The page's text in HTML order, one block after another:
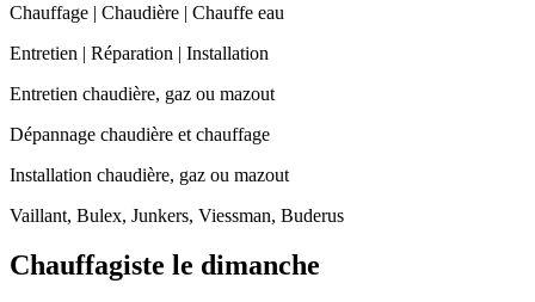
Chauffage | Chaudière | Chauffe eau
Entretien | Réparation | Installation
Entretien chaudière, gaz ou mazout
Dépannage chaudière et chauffage
Installation chaudière, gaz ou mazout
Vaillant, Bulex, Junkers, Viessman, Buderus
Chauffagiste le dimanche